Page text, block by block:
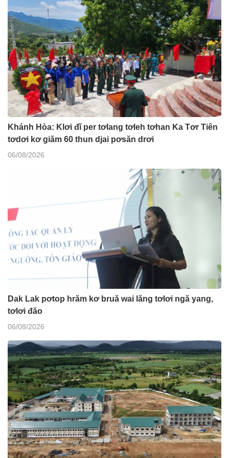
Khánh Hòa: Klơi đĭ per tơlang tơleh tơhan Ka Tơr Tiên
tơdơi kơ giăm 60 thun djai pơsăn drơi
06/08/2026
Dak Lak pơtop hrăm kơ bruă wai lăng tơlơi ngă yang,
tơlơi đăo
06/08/2026